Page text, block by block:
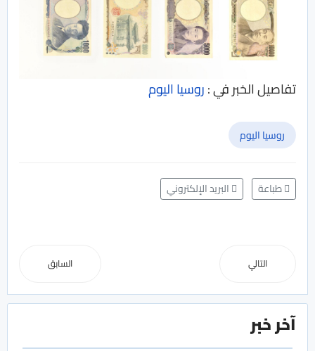
تفاصيل الخبر في :روسيا اليوم
روسيا اليوم
طباعة البريد الإلكتروني
السابق التالي
آخر خبر